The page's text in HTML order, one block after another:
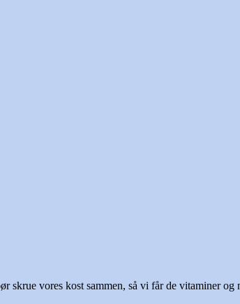
vores kost sammen, så vi får de vitaminer